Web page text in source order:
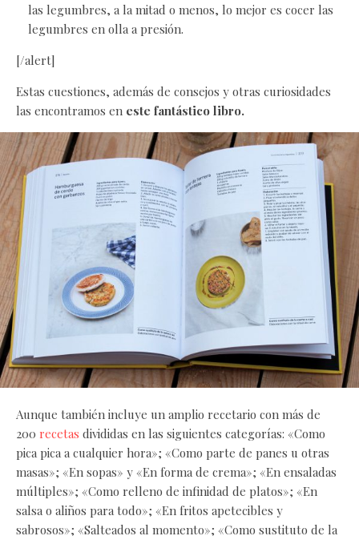
las legumbres, a la mitad o menos, lo mejor es cocer las
legumbres en olla a presión.
[/alert]
Estas cuestiones, además de consejos y otras curiosidades
las encontramos en este fantástico libro.
Aunque también incluye un amplio recetario con más de
200 recetas divididas en las siguientes categorías: «Como
pica pica a cualquier hora»; «Como parte de panes u otras
masas»; «En sopas» y «En forma de crema»; «En ensaladas
múltiples»; «Como relleno de infinidad de platos»; «En
salsa o aliños para todo»; «En fritos apetecibles y
sabrosos»; «Salteados al momento»; «Como sustituto de la